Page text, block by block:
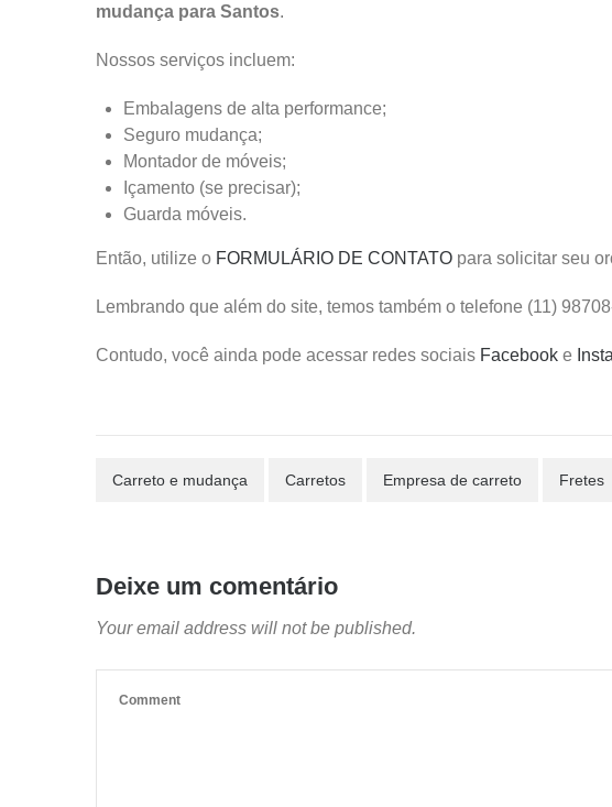
mudança para Santos.
Nossos serviços incluem:
Embalagens de alta performance;
Seguro mudança;
Montador de móveis;
Içamento (se precisar);
Guarda móveis.
Então, utilize o FORMULÁRIO DE CONTATO para solicitar seu
Lembrando que além do site, temos também o telefone (11)
Contudo, você ainda pode acessar redes sociais Facebook e
Carreto e mudança Carretos Empresa de carreto Fretes
Deixe um comentário
Your email address will not be published.